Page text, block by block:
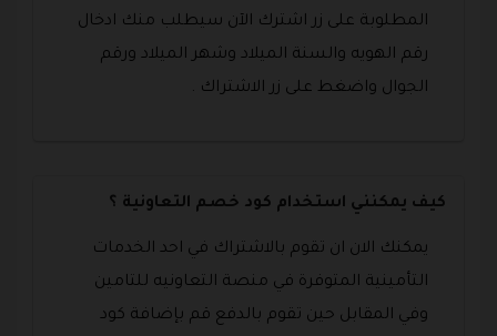
المطلوبة على زر اشترك الآن سيطلب منك ادخال
رقم الهويه والسنة الميلاد وشهر الميلاد ورقم
الجوال واضغط على زر الاشتراك .
كيف يمكنني استخدام كود خصم التعاونية ؟
يمكنك الان ان تقوم بالاشتراك في احد الخدمات
التأمينية المتوفرة في منصة التعاونيه للتامين
وفي المقابل حين تقوم بالدفع قم بإضافة كود